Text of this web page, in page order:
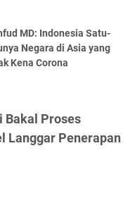
MD: Indonesia Satu-
Negara di Asia yang
Kena Corona
Bakal Proses
Langgar Penerapan